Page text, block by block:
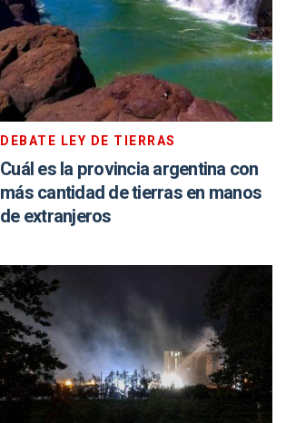
DEBATE LEY DE TIERRAS
Cuál es la provincia argentina con
más cantidad de tierras en manos
de extranjeros